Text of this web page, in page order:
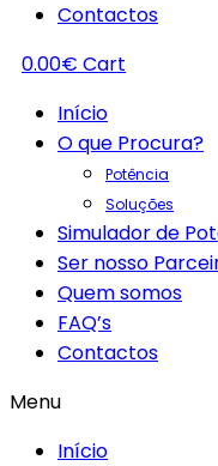
Contactos
0.00€ Cart
Início
O que Procura?
Potência
Soluções
Simulador de
Ser nosso
Quem somos
FAQ’s
Contactos
Menu
Início